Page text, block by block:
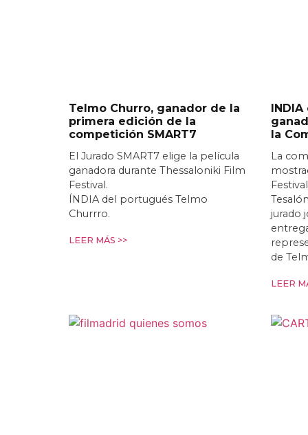
Telmo Churro, ganador de la
primera edición de la
competición SMART7
El Jurado SMART7 elige la película
ganadora durante Thessaloniki Film
Festival.
ÍNDIA del portugués Telmo
Churrro.
LEER MÁS >>
la
La
jurado
de
LEER